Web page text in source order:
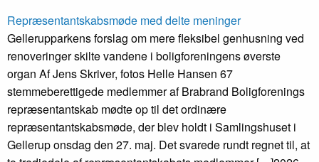
Repræsentantskabsmøde med delte meninger
Gellerupparkens forslag om mere fleksibel genhusning ved
renoveringer skilte vandene i boligforeningens øverste
organ Af Jens Skriver, fotos Helle Hansen 67
stemmeberettigede medlemmer af Brabrand Boligforenings
repræsentantskab mødte op til det ordinære
repræsentantskabsmøde, der blev holdt i Samlingshuset i
Gellerup onsdag den 27. maj. Det svarede rundt regnet til, at